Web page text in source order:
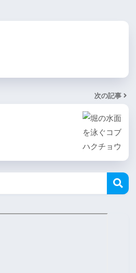
次の記事